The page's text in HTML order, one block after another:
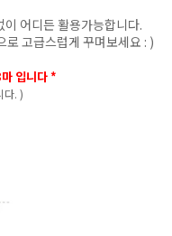
어디든 활용가능합니다.
고급스럽게 꾸며보세요 : )
입니다 *
다. )